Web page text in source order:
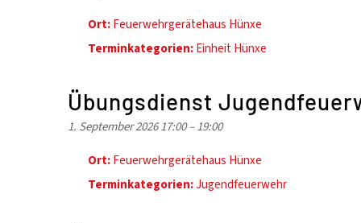
Ort: Feuerwehrgerätehaus Hünxe
Terminkategorien: Einheit Hünxe
Übungsdienst
1. September 2026 17:00–19:00
Ort: Feuerwehrgerätehaus Hünxe
Terminkategorien:Jugendfeuerwehr